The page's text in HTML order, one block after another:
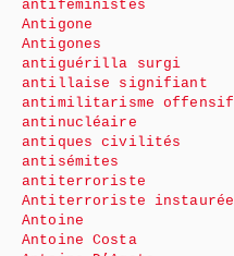
antiféministes
Antigone
Antigones
antiguérilla surgi
antillaise signifiant
antimilitarisme offensif
antinucléaire
antiques civilités
antisémites
antiterroriste
Antiterroriste instaurée
Antoine
Antoine Costa